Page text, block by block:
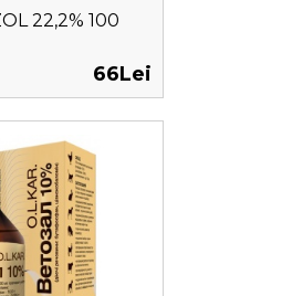
22,2% 100
66Lei